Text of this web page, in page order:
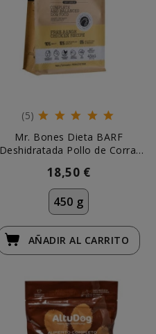
(5)
Mr. Bones Dieta BARF
Deshidratada Pollo de Corral
18,50 €
450 g
AÑADIR AL CARRITO